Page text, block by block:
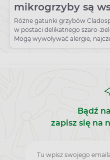
mikrogrzyby są
Jakie są objawy
Różne gatunki grzybów
w postaci delikatnego szaro-
Mogą wywoływać alergie,
Bądź
zapisz się na
Zapisz